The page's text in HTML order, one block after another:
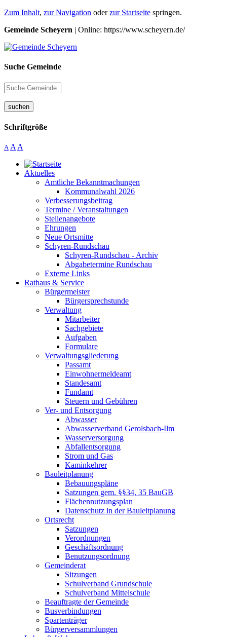
Zum Inhalt, zur Navigation oderzur Startseite springen.
Gemeinde Scheyern | Online: https://www.scheyern.de/
Suche Gemeinde
suchen
Schriftgröße
A A A
Aktuelles
Amtliche Bekanntmachungen
Kommunalwahl 2026
Verbesserungsbeitrag
Termine / Veranstaltungen
Stellenangebote
Ehrungen
Neue Ortsmitte
Schyren-Rundschau
Schyren-Rundschau - Archiv
Abgabetermine Rundschau
Externe Links
Rathaus & Service
Bürgermeister
Bürgersprechstunde
Verwaltung
Mitarbeiter
Sachgebiete
Aufgaben
Formulare
Verwaltungsgliederung
Passamt
Einwohnermeldeamt
Standesamt
Fundamt
Steuern und Gebühren
Ver- und Entsorgung
Abwasser
Abwasserverband Gerolsbach-Ilm
Wasserversorgung
Abfallentsorgung
Strom und Gas
Kaminkehrer
Bauleitplanung
Bebauungspläne
Satzungen gem. §§34, 35 BauGB
Flächennutzungsplan
Datenschutz in der Bauleitplanung
Ortsrecht
Satzungen
Verordnungen
Geschäftsordnung
Benutzungsordnung
Gemeinderat
Sitzungen
Schulverband Grundschule
Schulverband Mittelschule
Beauftragte der Gemeinde
Busverbindungen
Spartenträger
Bürgerversammlungen